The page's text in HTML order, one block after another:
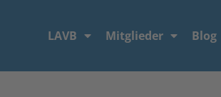
LAVB Mitglieder Blog